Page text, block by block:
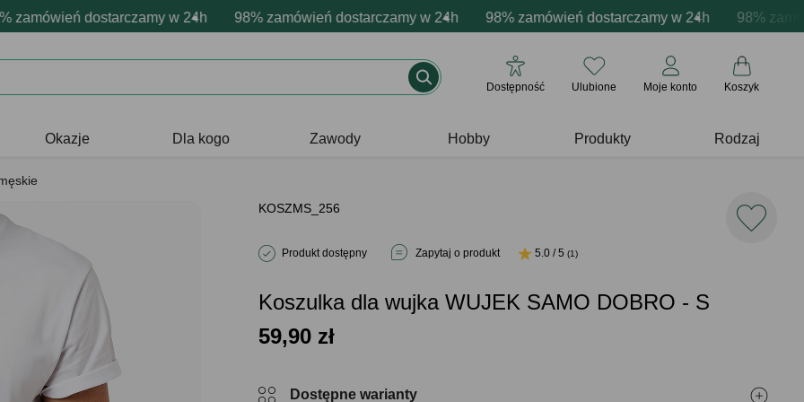
dostarczamy w 24h 98% zamówień dostarczamy w 24h 98% zamówień dostarczamy w 24h 98%
produktów Profesjonalna i darmowa personalizacja produktów Profesjonalna i darmowa personalizacja
emocje - zawsze udane prezenty Prezentujemy pozytywne emocje - zawsze udane prezenty Prezentujemy
Dostępność Ulubione Moje konto Koszyk
Okazje Dla kogo Zawody Hobby Produkty Rodzaj
KOSZMS_256
Produkt dostępny Zapytaj o produkt 5.0 / 5(1)
Koszulka dla wujka WUJEK SAMO DOBRO - S
59,90 zł
Dostępne warianty